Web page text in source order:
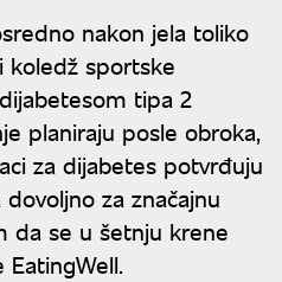
nakon jela toliko
koledž sportske
tipa 2
planiraju posle obroka,
za dijabetes potvrđuju
za značajnu
da se u šetnju krene